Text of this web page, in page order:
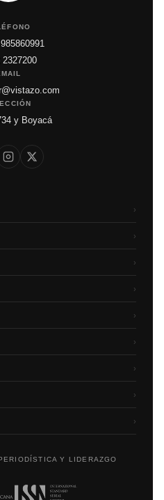
2327200
y Boyacá
›
›
›
›
›
›
›
›
›
Y LIDERAZGO